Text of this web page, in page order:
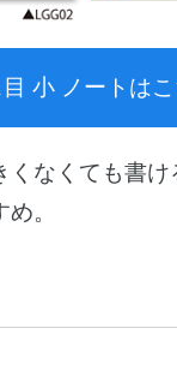
くなくても書け
。
小 ノートはこ